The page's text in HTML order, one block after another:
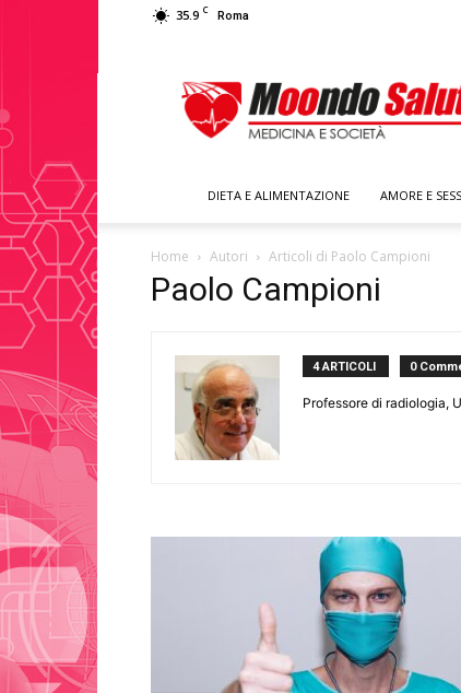
35.9 C Roma
Salute
DIETA E ALIMENTAZIONE AMORE E
Home Autori Articoli di Paolo Campioni
Paolo Campioni
4 ARTICOLI 0
Professore di radiologia,